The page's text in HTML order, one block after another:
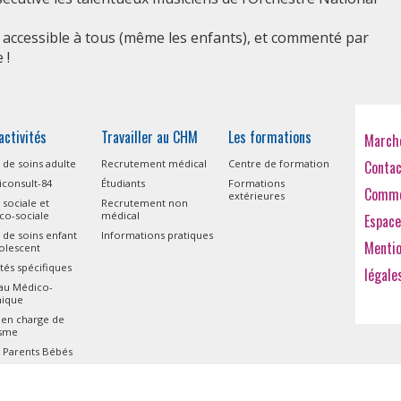
à tous (même les enfants), et commenté par
!
soins adulte
84
et
sociale
soins enfant
spécifiques
Médico-
charge de
Bébés
Travailler au CHM
Recrutement médical
Étudiants
Recrutement non
médical
Informations pratiques
Les formations
Centre de formation
Formations
extérieures